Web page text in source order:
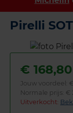
Pirelli
€ 168,80
Jouw voordeel:
Normale prijs: €
Uitverkocht: